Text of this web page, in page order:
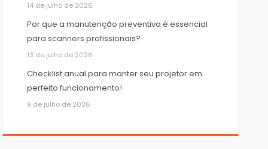
14 de julho de 2026
Por que a manutenção preventiva é essencial
para scanners profissionais?
13 de julho de 2026
Checklist anual para manter seu projetor em
perfeito funcionamento!
9 de julho de 2026